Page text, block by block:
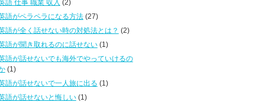
語 仕事 職業 収入 (2)
語がペラペラになる方法(27)
語が全く話せない時の対処法とは？ (2)
語が聞き取れるのに話せない(1)
語が話せないでも海外でやっていけるの
(1)
語が話せないで一人旅に出る (1)
語が話せないと悔しい(1)